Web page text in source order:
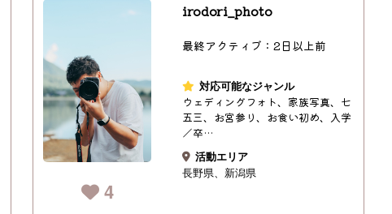
4
irodori_photo
最終アクティブ：2日以上前
対応可能なジャンル
ウェディングフォト、家族写真、七
五三、お宮参り、お食い初め、入学
／卒…
活動エリア
長野県
新潟県